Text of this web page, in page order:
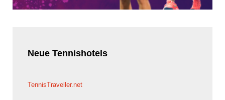
Neue Tennishotels
TennisTraveller.net